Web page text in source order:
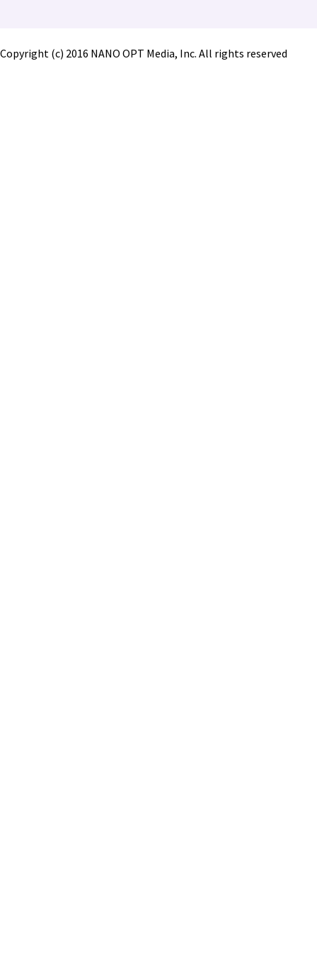
Copyright (c) 2016 NANO OPT Media, Inc. All rights reserved